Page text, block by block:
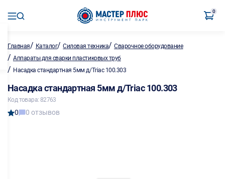
0
Главная/ Каталог/Силовая техника/Сварочное оборудование
/ Аппараты для сварки пластиковых труб
/ Насадка стандартная 5мм д/Triac 100.303
Насадка стандартная 5мм д/Triac 100.303
Код товара: 82763
0 0 отзывов